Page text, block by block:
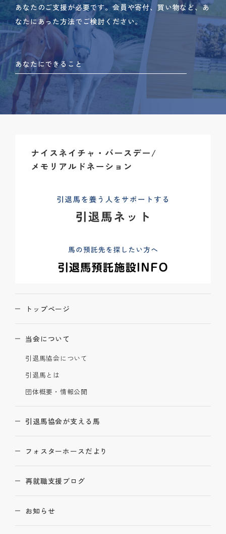
あなたのご支援が必要です。 会員や寄付、買い物など、あ
なたにあった方法でご検討ください。
あなたにできること
トップページ
当会について
引退馬協会について
引退馬とは
団体概要・情報公開
引退馬協会が支える馬
フォスターホースだより
再就職支援ブログ
お知らせ